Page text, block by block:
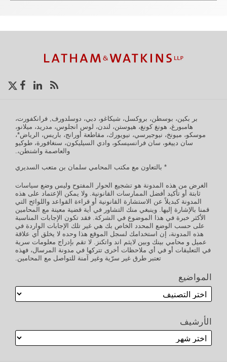
بر بكين، بوسطن، بروكسل، شيكاغو، دبي، دوسلدورف, فرانكفورت،
هامبورغ، هونغ كونغ، هيوستن، لندن، لوس انجلوس، مدريد، ميلانو،
موسكو، ميونخ، نيوجيرسي، نيويورك، مقاطعة أورانج، باريس، الرياض*،
سان دييغو، سان فرانسيسكو، وادي السيليكون، سنغافورة، طوكيو
والعاصمة واشنطن،.
* بالتعاون مع مكتب المحامي سلمان بن متعب السديري
الغرض من هذه المدونة هو تشجيع الحوار المفتوح وليس وضع سياسات
ثابتة أو تأكيد أفضل الممارسات القانونية. ولا يمكن الإعتماد على هذه
المدونة كبديلاً عن الاستشارة القانونية أو قراءة القواعد واللوائح التي
قمنا بالإشارة إليها. وينبغي منك التشاور في أية قضية معينة مع المحامين
الأكثر خبرة في هذا الموضوع في الشركة. فقد تكون الإجابات المناسبة
على حسب الوضع المحدد الخاص بك هي غير تلك الإجابات الواردة في
هذه المدونة، إن استخدامك لسجل الموقع هذا وحده لا يخلق أي علاقة
عميل و محامي بينك وبين لايثم اند واتكنز. لا تقم بإدراج معلومات سرية
في التعليقات أو في أي ملاحظات أخرى تتركها في مدونة المرسال، فهذه
تعتبر طرق غير سرّية وغير آمنة للتواصل مع المحامين.
المواضيع
الأرشيف